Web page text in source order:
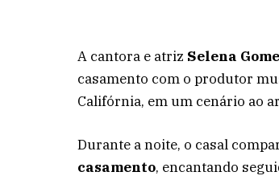
A cantora e atriz Selena
casamento com o produtor
Califórnia, em um cenário ao
Durante a noite, o casal
casamento, encantando